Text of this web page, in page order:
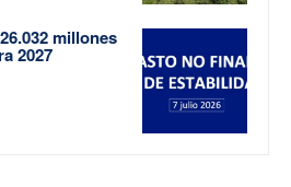
millones
2027